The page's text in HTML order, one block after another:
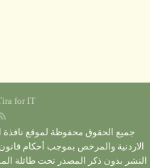
for IT
جميع الحقوق محفوظة لموقع نافذة
الاردنية والمرخص بموجب أحكام
النشر بدون ذكر المصدر تحت طائلة